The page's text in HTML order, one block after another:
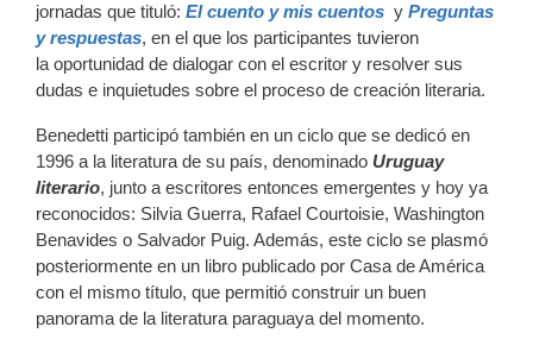
jornadas que tituló: El cuento y mis cuentos y Preguntas
y respuestas, en el que los participantes tuvieron
la oportunidad de dialogar con el escritor y resolver sus
dudas e inquietudes sobre el proceso de creación literaria.
Benedetti participó también en un ciclo que se dedicó en
1996 a la literatura de su país, denominado Uruguay
literario, junto a escritores entonces emergentes y hoy ya
reconocidos: Silvia Guerra, Rafael Courtoisie, Washington
Benavides o Salvador Puig. Además, este ciclo se plasmó
posteriormente en un libro publicado por Casa de América
con el mismo título, que permitió construir un buen
panorama de la literatura paraguaya del momento.